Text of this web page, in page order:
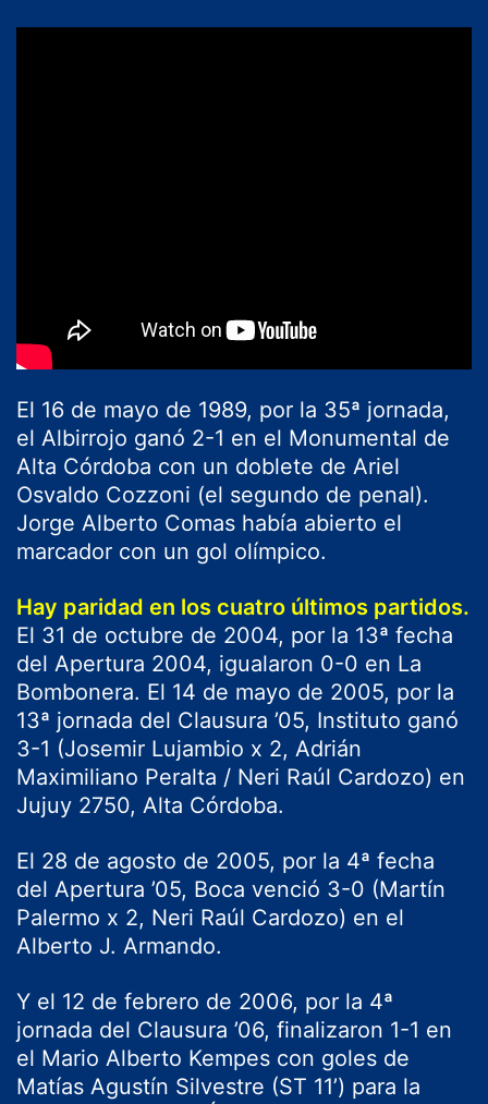
El 16 de mayo de 1989, por la 35ª jornada,
el Albirrojo ganó 2-1 en el Monumental de
Alta Córdoba con un doblete de Ariel
Osvaldo Cozzoni (el segundo de penal).
Jorge Alberto Comas había abierto el
marcador con un gol olímpico.
Hay paridad en los cuatro últimos partidos.
El 31 de octubre de 2004, por la 13ª fecha
del Apertura 2004, igualaron 0-0 en La
Bombonera. El 14 de mayo de 2005, por la
13ª jornada del Clausura ’05, Instituto ganó
3-1 (Josemir Lujambio x 2, Adrián
Maximiliano Peralta / Neri Raúl Cardozo) en
Jujuy 2750, Alta Córdoba.
El 28 de agosto de 2005, por la 4ª fecha
del Apertura ’05, Boca venció 3-0 (Martín
Palermo x 2, Neri Raúl Cardozo) en el
Alberto J. Armando.
Y el 12 de febrero de 2006, por la 4ª
jornada del Clausura ’06, finalizaron 1-1 en
el Mario Alberto Kempes con goles de
Matías Agustín Silvestre (ST 11’) para la